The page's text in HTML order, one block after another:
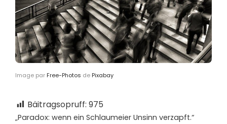
Image par Free-Photos de Pixabay
Bäitragsopruff: 975
„Paradox: wenn ein Schlaumeier Unsinn verzapft.“